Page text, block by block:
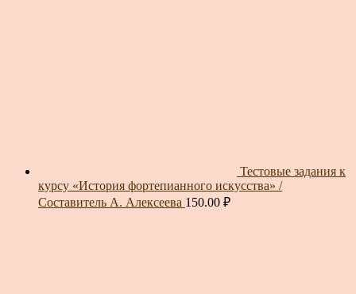
Тестовые задания к
курсу «История фортепианного искусства» /
Составитель А. Алексеева 150.00 ₽